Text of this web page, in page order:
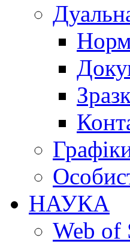
НАУКА
Web of